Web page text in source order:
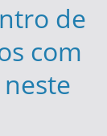
de
com